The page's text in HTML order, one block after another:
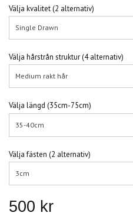
Välja kvalitet (2 alternativ)
Single Drawn
Välja hårstrån struktur (4 alternativ)
Medium rakt hår
Välja längd (35cm-75cm)
35-40cm
Välja fästen (2 alternativ)
3cm
500 kr